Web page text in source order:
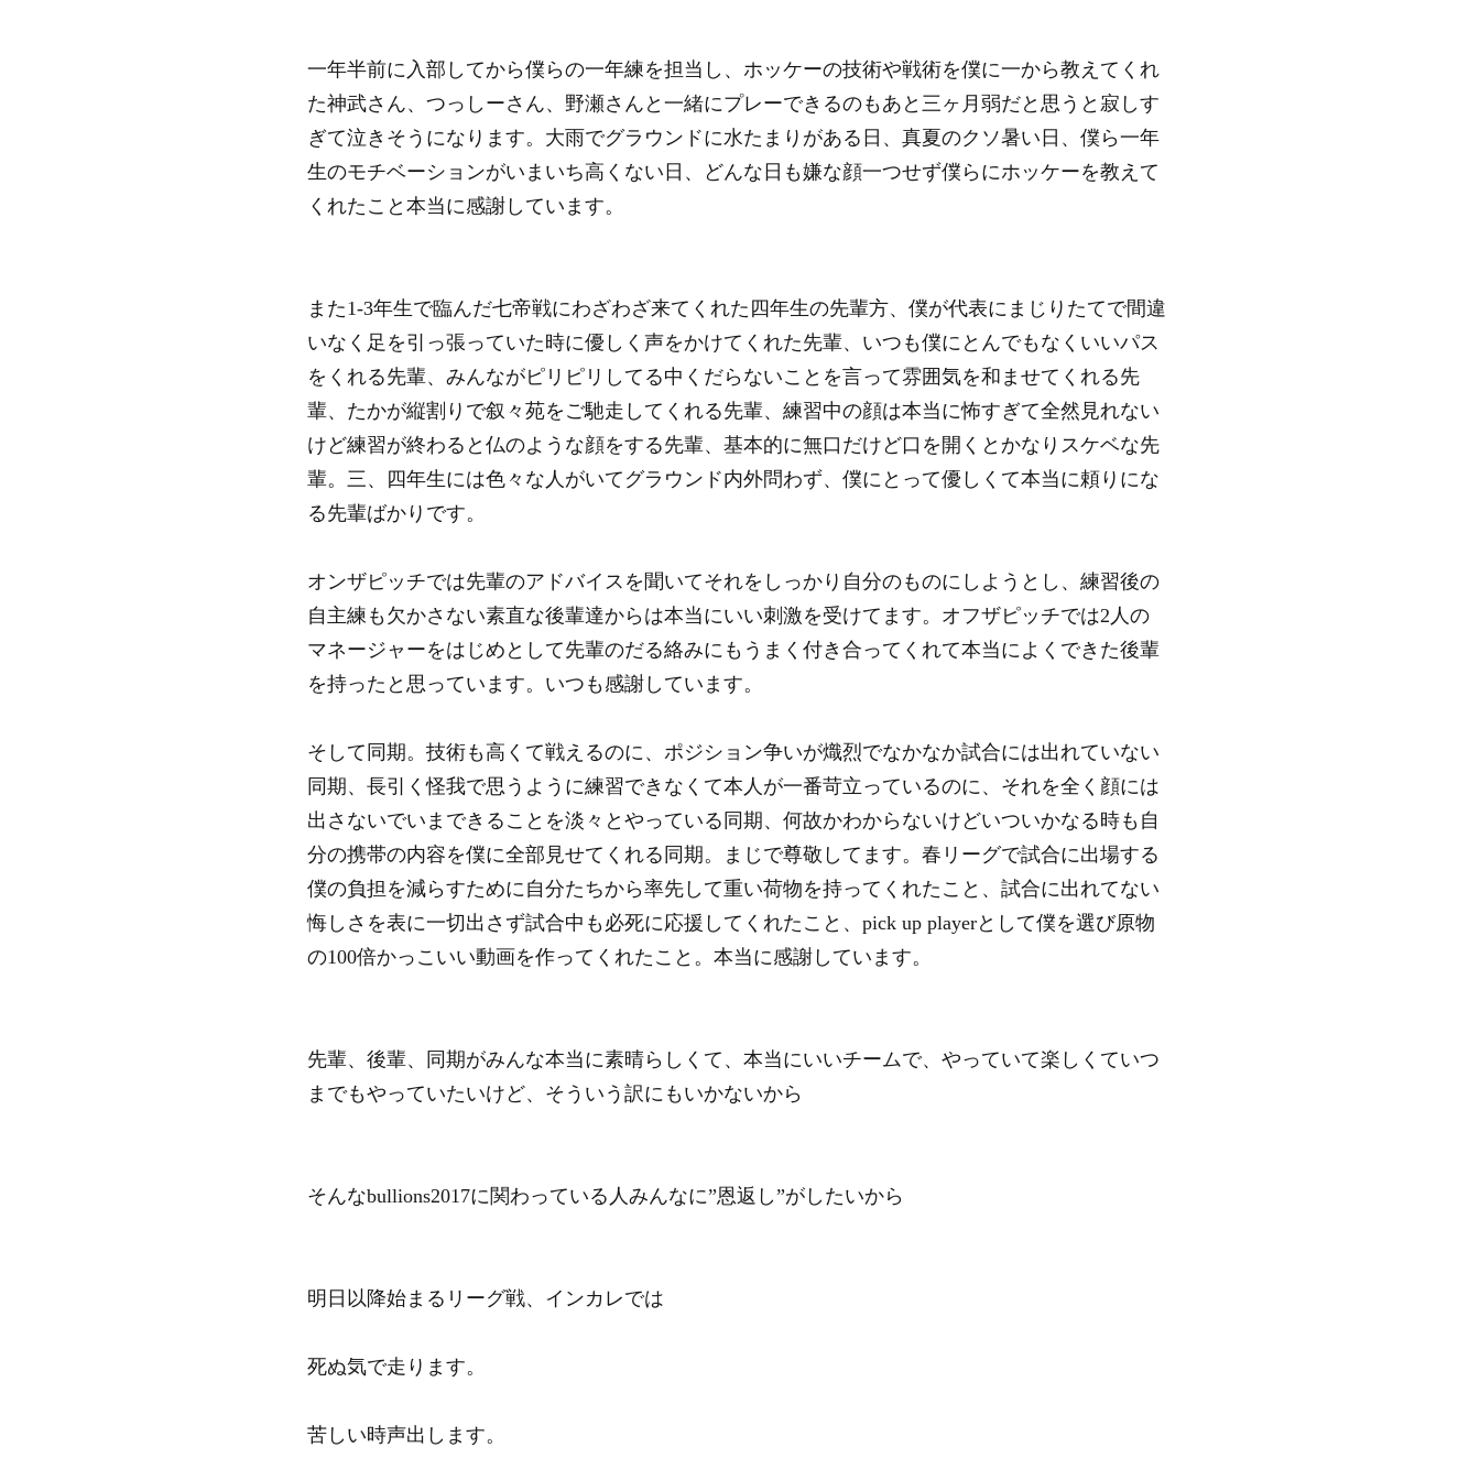
一年半前に入部してから僕らの一年練を担当し、ホッケーの技術や戦術を僕に一から教えてくれ
た神武さん、つっしーさん、野瀬さんと一緒にプレーできるのもあと三ヶ月弱だと思うと寂しす
ぎて泣きそうになります。大雨でグラウンドに水たまりがある日、真夏のクソ暑い日、僕ら一年
生のモチベーションがいまいち高くない日、どんな日も嫌な顔一つせず僕らにホッケーを教えて
くれたこと本当に感謝しています。
また1-3年生で臨んだ七帝戦にわざわざ来てくれた四年生の先輩方、僕が代表にまじりたてで間違
いなく足を引っ張っていた時に優しく声をかけてくれた先輩、いつも僕にとんでもなくいいパス
をくれる先輩、みんながピリピリしてる中くだらないことを言って雰囲気を和ませてくれる先
輩、たかが縦割りで叙々苑をご馳走してくれる先輩、練習中の顔は本当に怖すぎて全然見れない
けど練習が終わると仏のような顔をする先輩、基本的に無口だけど口を開くとかなりスケベな先
輩。三、四年生には色々な人がいてグラウンド内外問わず、僕にとって優しくて本当に頼りにな
る先輩ばかりです。
オンザピッチでは先輩のアドバイスを聞いてそれをしっかり自分のものにしようとし、練習後の
自主練も欠かさない素直な後輩達からは本当にいい刺激を受けてます。オフザピッチでは2人の
マネージャーをはじめとして先輩のだる絡みにもうまく付き合ってくれて本当によくできた後輩
を持ったと思っています。いつも感謝しています。
そして同期。技術も高くて戦えるのに、ポジション争いが熾烈でなかなか試合には出れていない
同期、長引く怪我で思うように練習できなくて本人が一番苛立っているのに、それを全く顔には
出さないでいまできることを淡々とやっている同期、何故かわからないけどいついかなる時も自
分の携帯の内容を僕に全部見せてくれる同期。まじで尊敬してます。春リーグで試合に出場する
僕の負担を減らすために自分たちから率先して重い荷物を持ってくれたこと、試合に出れてない
悔しさを表に一切出さず試合中も必死に応援してくれたこと、pick up playerとして僕を選び原物
の100倍かっこいい動画を作ってくれたこと。本当に感謝しています。
先輩、後輩、同期がみんな本当に素晴らしくて、本当にいいチームで、やっていて楽しくていつ
までもやっていたいけど、そういう訳にもいかないから
そんなbullions2017に関わっている人みんなに”恩返し”がしたいから
明日以降始まるリーグ戦、インカレでは
死ぬ気で走ります。
苦しい時声出します。